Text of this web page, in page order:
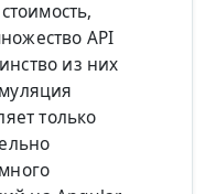
API
из них
только